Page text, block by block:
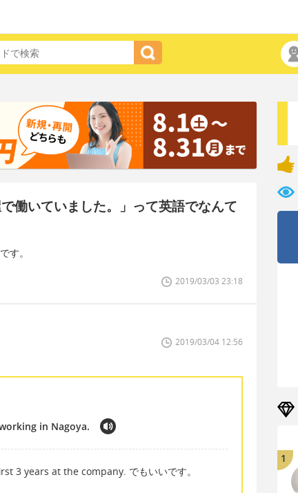
働いていました。」って英語でなんて
す。
2019/03/03 23:18
2019/03/04 12:56
in Nagoya.
3 years at the company. でもいいです。
1